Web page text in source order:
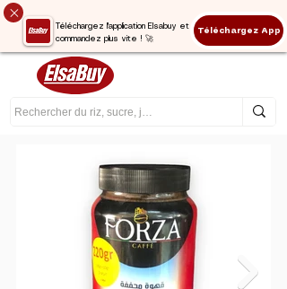
Téléchargez l'application Elsabuy et
commandez plus vite ! 🚀
Téléchargez App